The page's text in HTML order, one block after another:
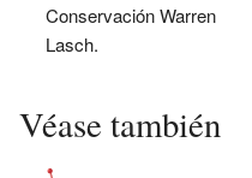
Conservación Warren
Lasch.
Véase también